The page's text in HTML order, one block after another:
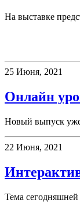
На выставке
25 Июня, 2021
Онлайн
Новый выпуск
22 Июня, 2021
Тема сегодняшней